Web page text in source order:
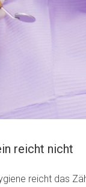
reicht nicht
reicht das